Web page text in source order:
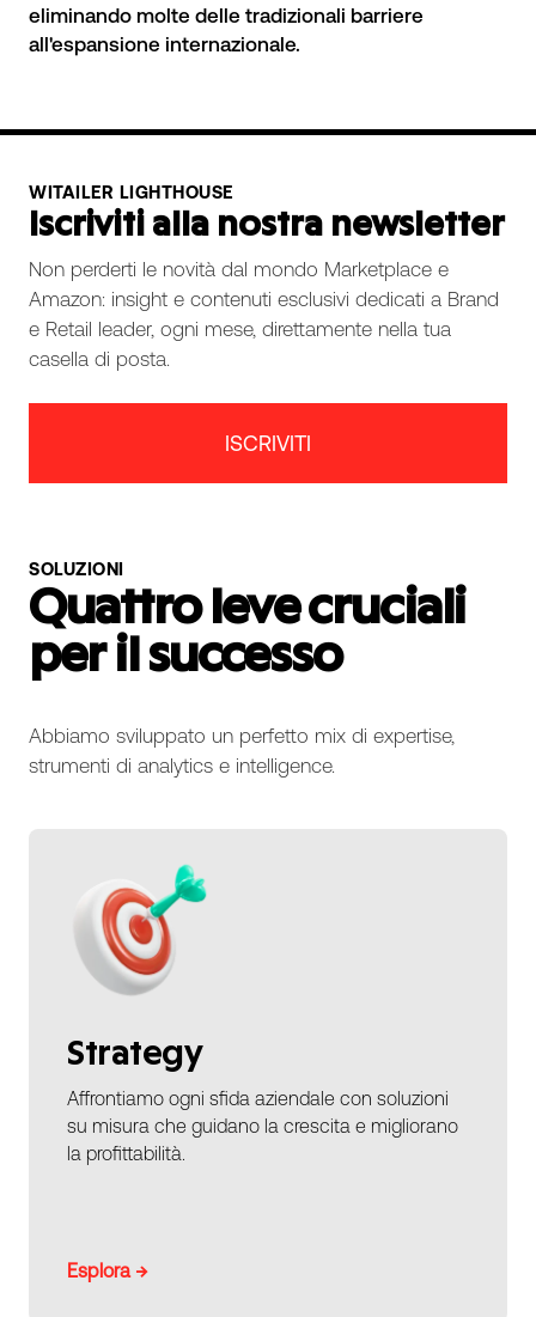
eliminando molte delle tradizionali barriere
all'espansione internazionale.
WITAILER LIGHTHOUSE
Iscriviti alla nostra newsletter
Non perderti le novità dal mondo Marketplace e
Amazon: insight e contenuti esclusivi dedicati a Brand
e Retail leader, ogni mese, direttamente nella tua
casella di posta.
ISCRIVITI
SOLUZIONI
Quattro leve cruciali
per il successo
Abbiamo sviluppato un perfetto mix di expertise,
strumenti di analytics e intelligence.
Strategy
Affrontiamo ogni sfida aziendale con soluzioni
su misura che guidano la crescita e migliorano
la profittabilità.
Esplora →